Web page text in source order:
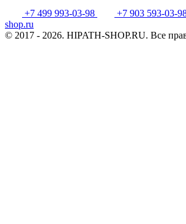
+7 499 993-03-98
+7 903 593-03-
shop.ru
© 2017 - 2026. HIPATH-SHOP.RU. Все